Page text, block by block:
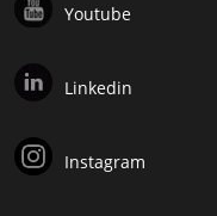
Youtube
Linkedin
Instagram